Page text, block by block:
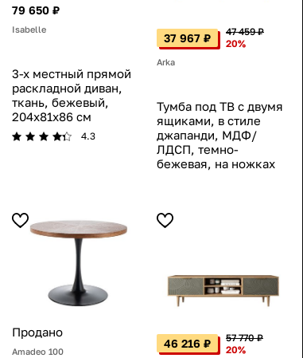
79 650 ₽
Isabelle
3-х местный прямой
раскладной диван,
ткань, бежевый,
204x81x86 см
4.3
37 967 ₽
47 459 ₽
20%
Arka
Тумба под ТВ с двумя
ящиками, в стиле
джапанди, МДФ/
ЛДСП, темно-
бежевая, на ножках
Продано
Amadeo 100
46 216 ₽
57 770 ₽
20%